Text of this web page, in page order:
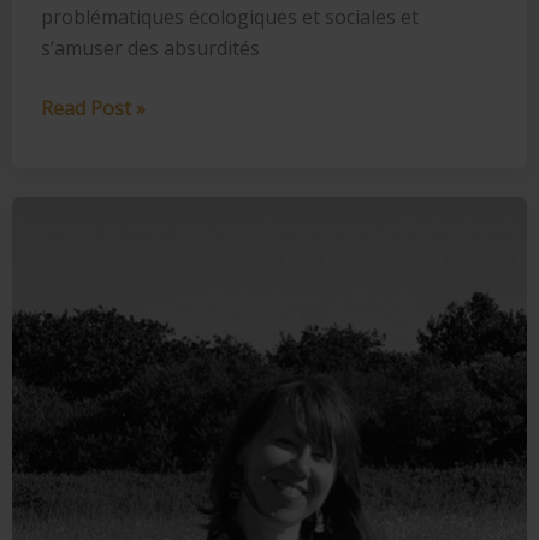
problématiques écologiques et sociales et
s’amuser des absurdités
Laurent
Read Post »